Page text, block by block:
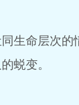
生命层次
蜕变。